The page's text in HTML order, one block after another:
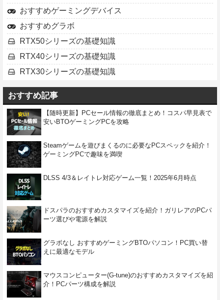
おすすめゲーミングデバイス
おすすめグラボ
RTX50シリーズの基礎知識
RTX40シリーズの基礎知識
RTX30シリーズの基礎知識
おすすめ記事
【随時更新】PCセール情報の徹底まとめ！コスパ早見表で
安いBTOゲーミングPCを攻略
Steamゲームを遊びまくるのに必要なPCスペックを紹介！
ゲーミングPCで趣味を満喫
DLSS 4/3＆レイトレ対応ゲーム一覧！2025年6月時点
ドスパラのおすすめカスタマイズを紹介！ガリレアのPCパ
ーツ選びや電源を解説
グラボなし おすすめゲーミングBTOパソコン！PC買い替
えに最適なモデル
マウスコンピューター(G-tune)のおすすめカスタマイズを紹
介！PCパーツ構成を解説